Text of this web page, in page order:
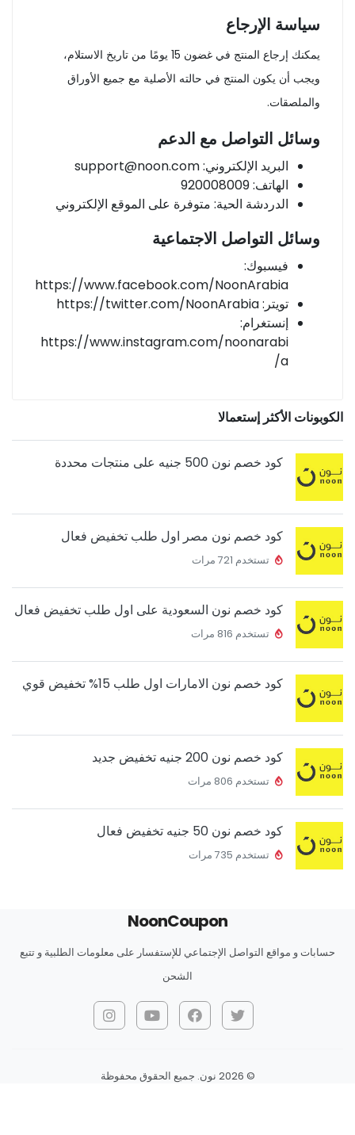
سياسة الإرجاع
يمكنك إرجاع المنتج في غضون 15 يومًا من تاريخ الاستلام،
ويجب أن يكون المنتج في حالته الأصلية مع جميع الأوراق
والملصقات.
وسائل التواصل مع الدعم
البريد الإلكتروني:support@noon.com
الهاتف: 920008009
الدردشة الحية: متوفرة على الموقع الإلكتروني
وسائل التواصل الاجتماعية
فيسبوك:
https://www.facebook.com/NoonArabia
تويتر: https://twitter.com/NoonArabia
إنستغرام:
https://www.instagram.com/noonarabi
a/
الكوبونات الأكثر إستعمالا
كود خصم نون 500 جنيه على منتجات محددة
كود خصم نون مصر اول طلب تخفيض فعال
تستخدم 721 مرات
كود خصم نون السعودية على اول طلب تخفيض فعال
تستخدم 816 مرات
كود خصم نون الامارات اول طلب 15% تخفيض قوي
كود خصم نون 200 جنيه تخفيض جديد
تستخدم 806 مرات
كود خصم نون 50 جنيه تخفيض فعال
تستخدم 735 مرات
NoonCoupon
حسابات و مواقع التواصل الإجتماعي للإستفسار على معلومات الطلبية و تتبع
الشحن
© 2026 نون. جميع الحقوق محفوظة